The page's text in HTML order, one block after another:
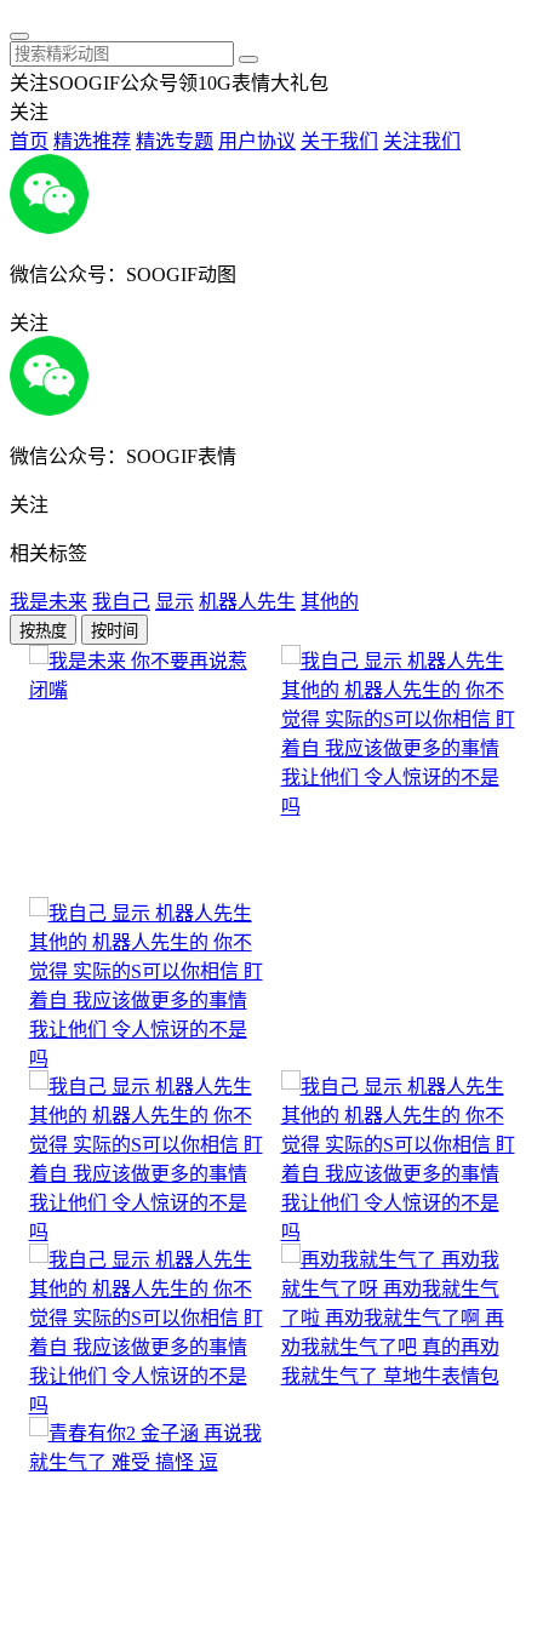
关注SOOGIF公众号领10G表情大礼包
关注
首页 精选推荐 精选专题 用户协议 关于我们 关注我们
微信公众号：SOOGIF动图
关注
微信公众号：SOOGIF表情
关注
相关标签
我是未来 我自己 显示 机器人先生 其他的
按热度 按时间